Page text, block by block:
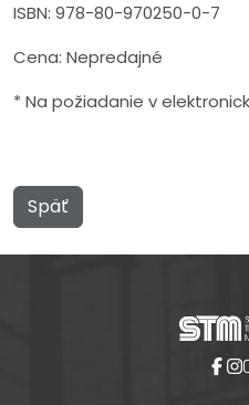
ISBN: 978-80-970250-0-7
Cena: Nepredajné
* Na požiadanie v
Späť